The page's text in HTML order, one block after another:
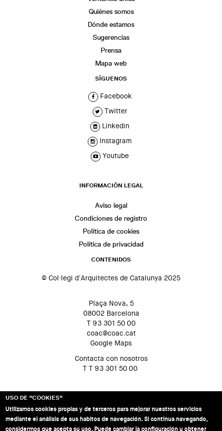
Quiénes somos
Dónde estamos
Sugerencias
Prensa
Mapa web
SÍGUENOS
Facebook
Twitter
Linkedin
Instagram
Youtube
INFORMACIÓN LEGAL
Aviso legal
Condiciones de registro
Política de cookies
Política de privacidad
CONTENIDOS
© Col·legi d'Arquitectes de Catalunya 2025
Plaça Nova, 5
08002 Barcelona
T 93 301 50 00
coac@coac.cat
Google Maps
Contacta con nosotros
T T 93 301 50 00
USO DE "COOKIES"
Utilizamos cookies propias y de terceros para mejorar nuestros servicios
mediante el análisis de sus habitos de navegación. Si continua navegando,
considermos que acepta su uso. Puede cambiar la configuración u obtener